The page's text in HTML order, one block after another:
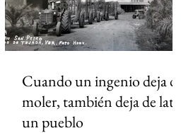
san-pedro-tuxtlas Sheinbaum no asistirá
a toma de protesta de D
Cuando un ingenio deja de
moler, también deja de latir
un pueblo